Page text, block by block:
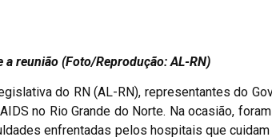
reunião (Foto/Reprodução: AL-RN)
do RN (AL-RN), representantes do
no Rio Grande do Norte. Na ocasião,
enfrentadas pelos hospitais que